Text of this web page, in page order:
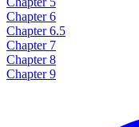
Chapter 6
Chapter 6.5
Chapter 7
Chapter 8
Chapter 9